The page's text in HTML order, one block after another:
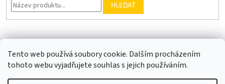
Tento web používá soubory cookie. Dalším procházením
tohoto webu vyjadřujete souhlas s jejich používáním.
HLEDAT